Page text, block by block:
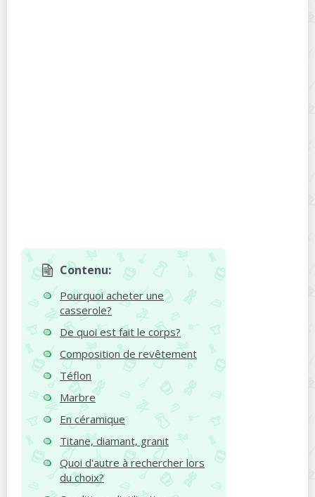
Contenu:
Pourquoi acheter une
casserole?
De quoi est fait le corps?
Composition de revêtement
Téflon
Marbre
En céramique
Titane, diamant, granit
Quoi d'autre à rechercher lors
du choix?